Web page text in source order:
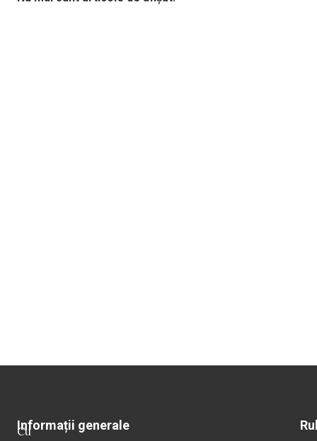
Cu
Informații generale